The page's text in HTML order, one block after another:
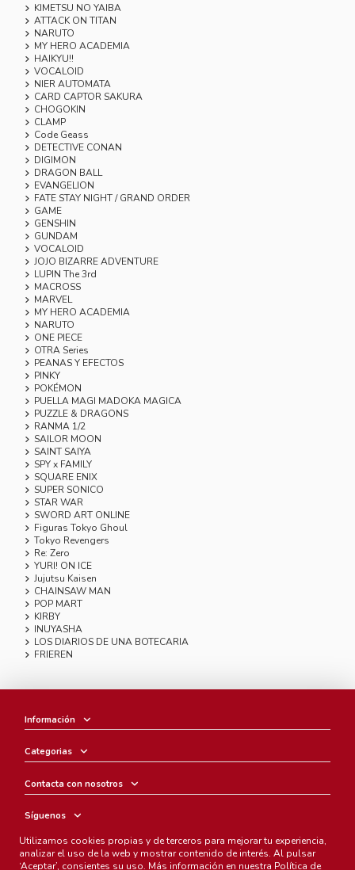
KIMETSU NO YAIBA
ATTACK ON TITAN
NARUTO
MY HERO ACADEMIA
HAIKYU!!
VOCALOID
NIER AUTOMATA
CARD CAPTOR SAKURA
CHOGOKIN
CLAMP
Code Geass
DETECTIVE CONAN
DIGIMON
DRAGON BALL
EVANGELION
FATE STAY NIGHT / GRAND ORDER
GAME
GENSHIN
GUNDAM
VOCALOID
JOJO BIZARRE ADVENTURE
LUPIN The 3rd
MACROSS
MARVEL
MY HERO ACADEMIA
NARUTO
ONE PIECE
OTRA Series
PEANAS Y EFECTOS
PINKY
POKÉMON
PUELLA MAGI MADOKA MAGICA
PUZZLE & DRAGONS
RANMA 1/2
SAILOR MOON
SAINT SAIYA
SPY x FAMILY
SQUARE ENIX
SUPER SONICO
STAR WAR
SWORD ART ONLINE
Figuras Tokyo Ghoul
Tokyo Revengers
Re: Zero
YURI! ON ICE
Jujutsu Kaisen
CHAINSAW MAN
POP MART
KIRBY
INUYASHA
LOS DIARIOS DE UNA BOTECARIA
FRIEREN
Información
Categorias
Contacta con nosotros
Síguenos
Boletín
Utilizamos cookies propias y de terceros para mejorar tu experiencia,
analizar el uso de la web y mostrar contenido de interés. Al pulsar
‘Aceptar’, consientes su uso. Más información en nuestra Política de